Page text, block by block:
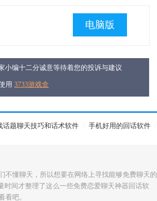
电脑版
小编十二分诚意等待着您的投诉与建议
用 3733游戏盒
话题聊天技巧和话术软件 手机好用的回话软件
不懂聊天，所以想要在网络上寻找能够免费聊天的
时间才整理了这么一些免费恋爱聊天神器回话软
看吧。